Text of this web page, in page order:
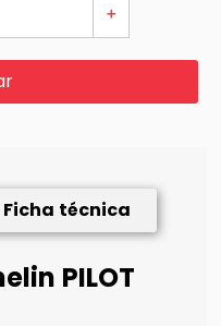
＋
Ficha técnica
PILOT